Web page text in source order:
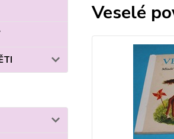
Veselé